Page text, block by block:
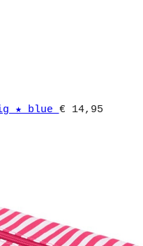
★ blue € 14,95